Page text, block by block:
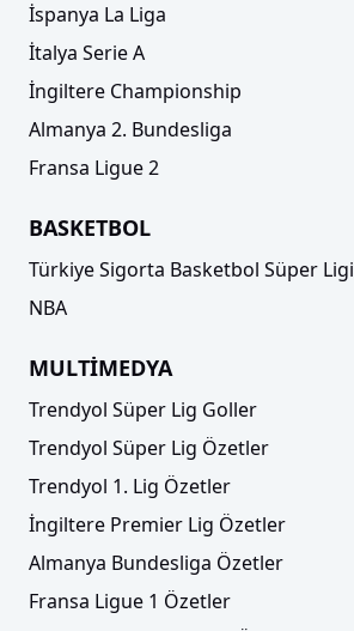
İspanya La Liga
İtalya Serie A
İngiltere Championship
Almanya 2. Bundesliga
Fransa Ligue 2
BASKETBOL
Türkiye Sigorta Basketbol Süper Ligi
NBA
MULTİMEDYA
Trendyol Süper Lig Goller
Trendyol Süper Lig Özetler
Trendyol 1. Lig Özetler
İngiltere Premier Lig Özetler
Almanya Bundesliga Özetler
Fransa Ligue 1 Özetler